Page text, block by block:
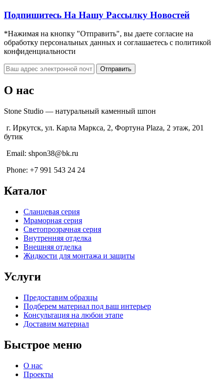
Подпишитесь На Нашу Рассылку Новостей
*Нажимая на кнопку "Отправить", вы даете согласие на
обработку персональных данных и соглашаетесь c политикой
конфиденциальности
О нас
Stone Studio — натуральный каменный шпон
г. Иркутск, ул. Карла Маркса, 2, Фортуна Plaza, 2 этаж, 201
бутик
Email: shpon38@bk.ru
Phone: +7 991 543 24 24
Каталог
Сланцевая серия
Мраморная серия
Светопрозрачная серия
Внутренняя отделка
Внешняя отделка
Жидкости для монтажа и защиты
Услуги
Предоставим образцы
Подберем материал под ваш интерьер
Консультация на любои этапе
Доставим материал
Быстрое меню
О нас
Проекты